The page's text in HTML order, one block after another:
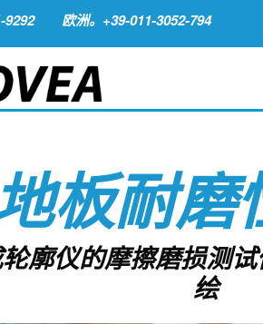
9292 欧洲。+39-011-3052-794
板耐磨
廓仪的摩擦磨损测
绘